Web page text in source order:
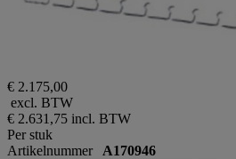
€ 2.175,00
excl. BTW
€ 2.631,75 incl. BTW
Per stuk
Artikelnummer A170946